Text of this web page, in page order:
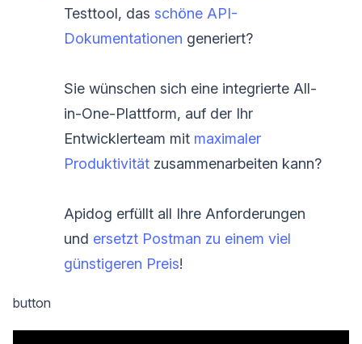
Testtool, dasschöne API-
Dokumentationen generiert?
Sie wünschen sich eine integrierte All-
in-One-Plattform, auf der Ihr
Entwicklerteam mit maximaler
Produktivität zusammenarbeiten kann?
Apidog erfüllt all Ihre Anforderungen
und ersetzt Postman zu einem viel
günstigeren Preis!
button